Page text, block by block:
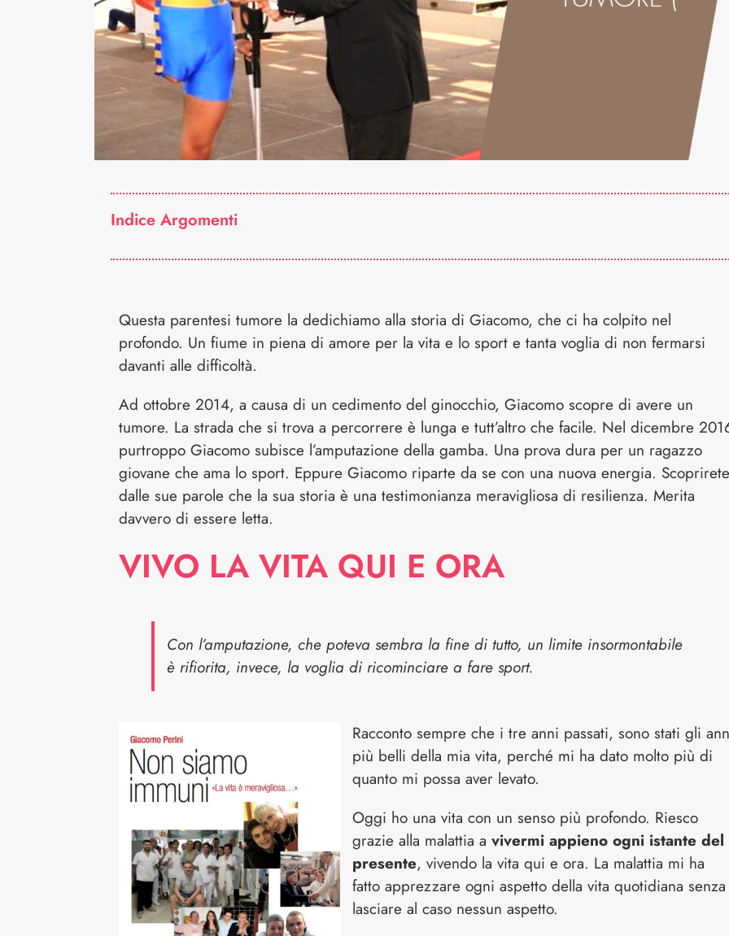
Indice Argomenti
Questa parentesi tumore la dedichiamo alla storia di Giacomo, che ci ha colpito nel
profondo. Un fiume in piena di amore per la vita e lo sport e tanta voglia di non fermarsi
davanti alle difficoltà.
Ad ottobre 2014, a causa di un cedimento del ginocchio, Giacomo scopre di avere un
tumore. La strada che si trova a percorrere è lunga e tutt’altro che facile. Nel dicembre
purtroppo Giacomo subisce l’amputazione della gamba. Una prova dura per un ragazzo
giovane che ama lo sport. Eppure Giacomo riparte da se con una nuova energia. Scoprirete
dalle sue parole che la sua storia è una testimonianza meravigliosa di resilienza. Merita
davvero di essere letta.
VIVO LA VITA QUI E ORA
Con l’amputazione, che poteva sembra la fine di tutto, un limite insormontabile
è rifiorita, invece, la voglia di ricominciare a fare sport.
Racconto sempre che i tre anni passati, sono stati gli
più belli della mia vita, perché mi ha dato molto più di
quanto mi possa aver levato.
Oggi ho una vita con un senso più profondo. Riesco
grazie alla malattia a vivermi appieno ogni istante del
presente, vivendo la vita qui e ora. La malattia mi ha
fatto apprezzare ogni aspetto della vita quotidiana senza
lasciare al caso nessun aspetto.